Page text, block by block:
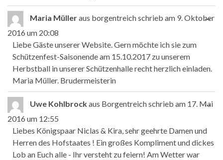
Maria Mülleraus borgentreichschrieb am 9. Oktober
2016 um 20:08
Liebe Gäste unserer Website. Gern möchte ich sie zum
Schützenfest-Saisonende am 15.10.2017 zu unserem
Herbstball in unserer Schützenhalle recht herzlich einladen.
Maria Müller. Brudermeisterin
...
Uwe Kohlbrockaus Borgentreichschrieb am 17. Mai
2016 um 12:55
Liebes Königspaar Niclas & Kira, sehr geehrte Damen und
Herren des Hofstaates ! Ein großes Kompliment und dickes
Lob an Euch alle - Ihr versteht zu feiern! Am Wetter war
...